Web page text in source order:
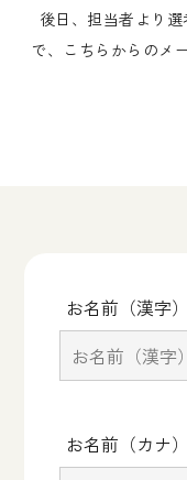
後日、担当者より
で、こちらからのメ
お名前（漢字）
お名前（カナ）